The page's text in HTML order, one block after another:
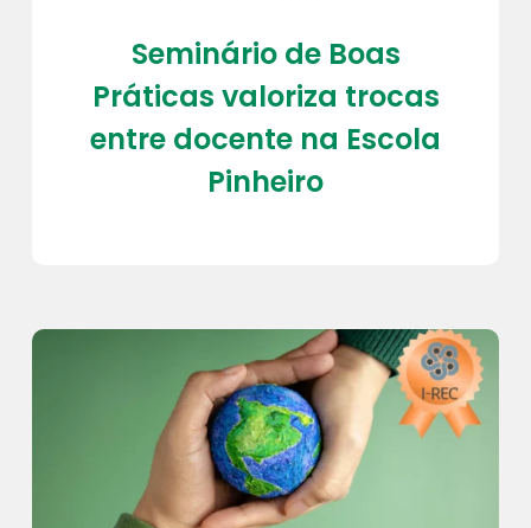
Seminário de Boas
Práticas valoriza trocas
entre docente na Escola
Pinheiro